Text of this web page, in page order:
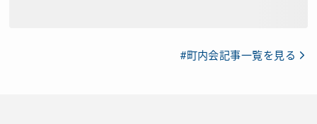
#町内会記事一覧を見る